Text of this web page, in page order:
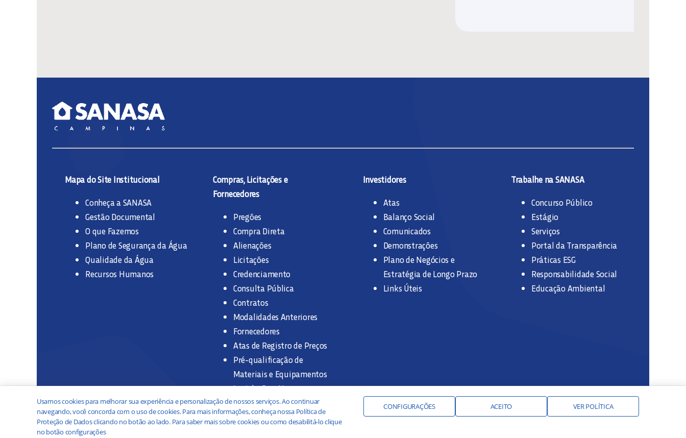
Mapa do Site Institucional
Conheça a SANASA
Gestão Documental
O que Fazemos
Plano de Segurança da Água
Qualidade da Água
Recursos Humanos
Compras, Licitações e
Fornecedores
Pregões
Compra Direta
Alienações
Licitações
Credenciamento
Consulta Pública
Contratos
Modalidades Anteriores
Fornecedores
Atas de Registro de Preços
Pré-qualificação de
Materiais e Equipamentos
Legislação e Normas
Documentação Interna
Investidores
Atas
Balanço Social
Comunicados
Demonstrações
Plano de Negócios e
Estratégia de Longo Prazo
Links Úteis
Trabalhe na SANASA
Concurso Público
Estágio
Serviços
Portal da Transparência
Práticas ESG
Responsabilidade Social
Educação Ambiental
Usamos cookies para melhorar sua experiência e personalização de nossos serviços. Ao continuar
navegando, você concorda com o uso de cookies. Para mais informações, conheça nossa Política de
Proteção de Dados clicando no botão ao lado. Para saber mais sobre cookies ou como desabilitá-lo clique
no botão configurações
CONFIGURAÇÕES ACEITO VER POLÍTICA